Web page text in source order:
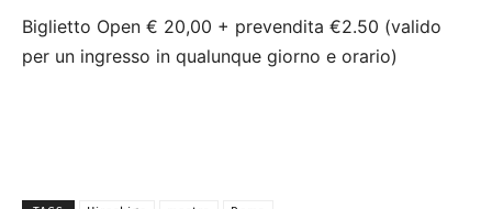
Biglietto Open € 20,00 + prevendita €2.50 (valido
per un ingresso in qualunque giorno e orario)